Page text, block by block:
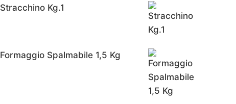
Stracchino Kg.1
Formaggio Spalmabile 1,5 Kg